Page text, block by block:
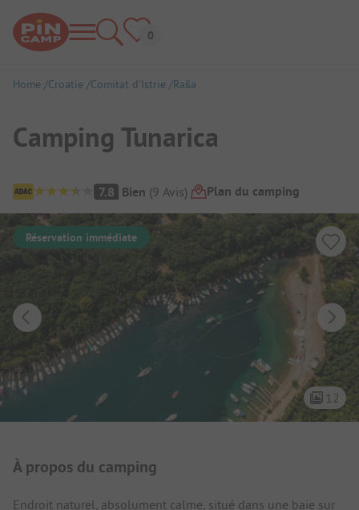
Home Croatie Comitat d’Istrie Raša
Camping Tunarica
Aperçu du camping
7.8 Bien (9 Avis) Plan du camping
Réservation immédiate
12
Présentation du camping
À propos du camping
Endroit naturel, absolument calme, situé dans une baie sur